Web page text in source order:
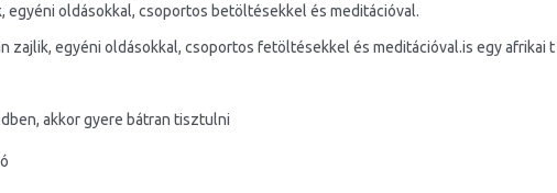
egyéni oldásokkal, csoportos betöltésekkel és meditációval.
zajlik, egyéni oldásokkal, csoportos fetöltésekkel és meditációval.is egy afrikai t
akkor gyere bátran tisztulni